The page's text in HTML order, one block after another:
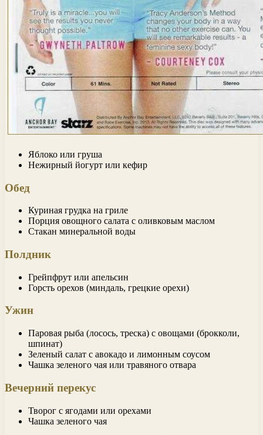
Яблоко или груша
Нежирный йогурт или кефир
Обед
Куриная грудка на гриле
Порция овощного салата с оливковым маслом
Стакан минеральной воды
Полдник
Грейпфрут или апельсин
Горсть орехов (миндаль, грецкие орехи)
Ужин
Паровая рыба (лосось, треска) с овощами (брокколи,
шпинат)
Зеленый салат с авокадо и лимонным соусом
Чашка зеленого чая или травяного отвара
Вечерний перекус
Творог с ягодами или орехами
Чашка зеленого чая